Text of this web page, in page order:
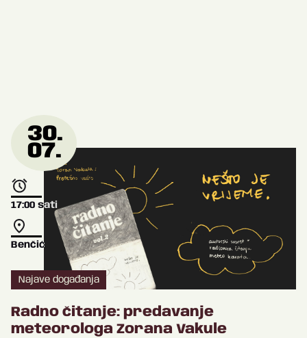
30.
07.
17:00 sati
Benčić
Najave događanja
Radno čitanje: predavanje
meteorologa Zorana Vakule